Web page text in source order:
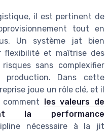
il est pertinent de
tout en
Un système jat bien
flexibilité et maîtrise des
sans complexifier
production. Dans cette
joue un rôle clé, et il
les valeurs de
la performance
nécessaire à la jit